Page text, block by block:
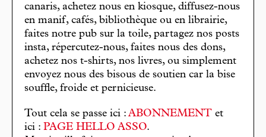
canaris, achetez nous en kiosque, diffusez-nous
en manif, cafés, bibliothèque ou en librairie,
faites notre pub sur la toile, partagez nos posts
insta, répercutez-nous, faites nous des dons,
achetez nos t-shirts, nos livres, ou simplement
envoyez nous des bisous de soutien car la bise
souffle, froide et pernicieuse.
Tout cela se passe ici : ABONNEMENT et
ici : PAGE HELLO ASSO.